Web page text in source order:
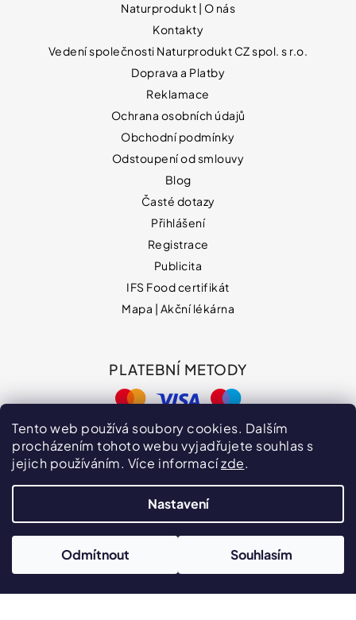
Tento web používá soubory cookies. Dalším
procházením tohoto webu vyjadřujete souhlas s
jejich používáním. Více informacízde.
Nastavení
Odmítnout Souhlasím
Naturprodukt | O nás
Kontakty
Vedení společnosti Naturprodukt CZ spol. s r.o.
Doprava a Platby
Reklamace
Ochrana osobních údajů
Obchodní podmínky
Odstoupení od smlouvy
Blog
Časté dotazy
Přihlášení
Registrace
Publicita
IFS Food certifikát
Mapa | Akční lékárna
PLATEBNÍ METODY
Hodnocení obchodu VPOIS